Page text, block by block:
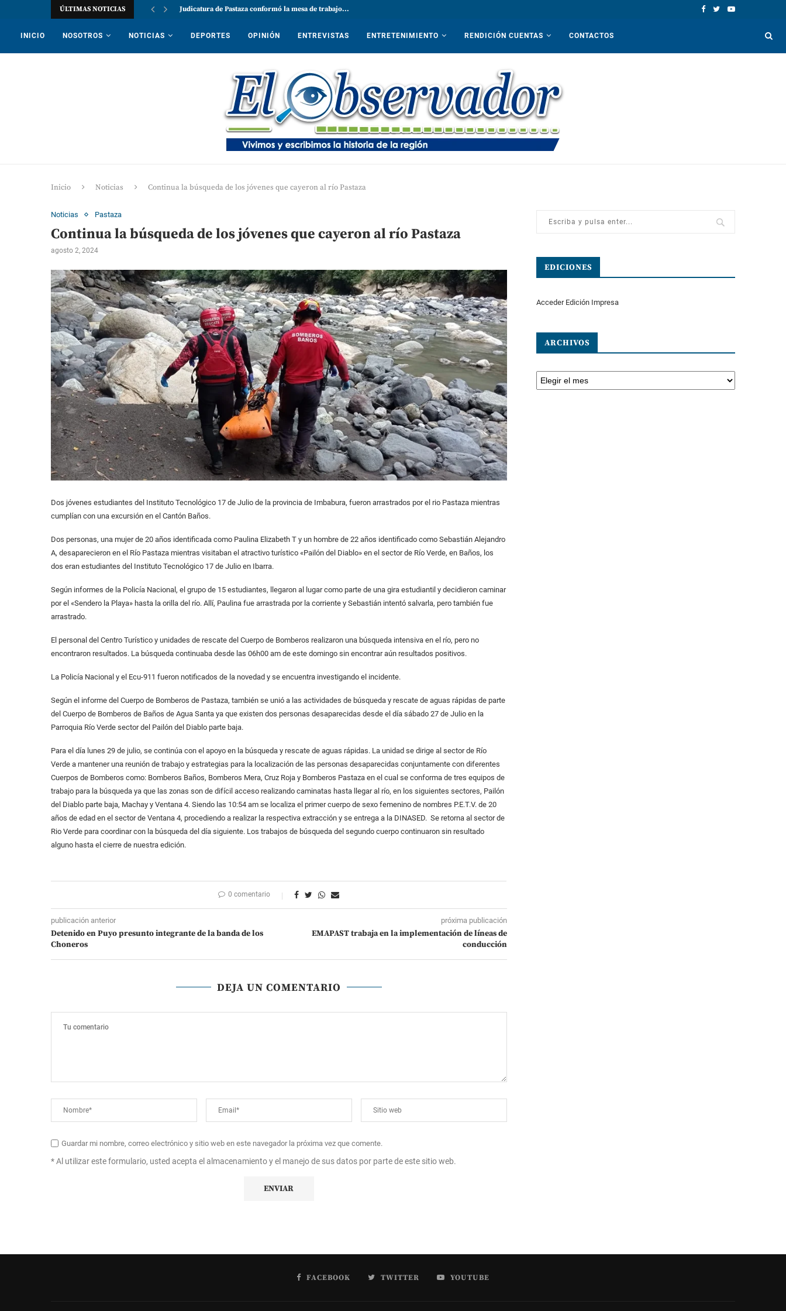
ÚLTIMAS NOTICIAS Judicatura de Pastaza conformó la mesa de trabajo...
INICIO NOSOTROS NOTICIAS DEPORTES OPINIÓN ENTREVISTAS ENTRETENIMIENTO RENDICIÓN CUENTAS CONTACTOS
Inicio Noticias Continua la búsqueda de los jóvenes que cayeron al río Pastaza
Noticias Pastaza
Continua la búsqueda de los jóvenes que cayeron al río Pastaza
agosto 2, 2024
Dos jóvenes estudiantes del Instituto Tecnológico 17 de Julio de la provincia de Imbabura, fueron arrastrados por el rio Pastaza mientras
cumplían con una excursión en el Cantón Baños.
Dos personas, una mujer de 20 años identificada como Paulina Elizabeth T y un hombre de 22 años identificado como Sebastián Alejandro
A, desaparecieron en el Río Pastaza mientras visitaban el atractivo turístico «Pailón del Diablo» en el sector de Río Verde, en Baños, los
dos eran estudiantes del Instituto Tecnológico 17 de Julio en Ibarra.
Según informes de la Policía Nacional, el grupo de 15 estudiantes, llegaron al lugar como parte de una gira estudiantil y decidieron caminar
por el «Sendero la Playa» hasta la orilla del río. Allí, Paulina fue arrastrada por la corriente y Sebastián intentó salvarla, pero también fue
arrastrado.
El personal del Centro Turístico y unidades de rescate del Cuerpo de Bomberos realizaron una búsqueda intensiva en el río, pero no
encontraron resultados. La búsqueda continuaba desde las 06h00 am de este domingo sin encontrar aún resultados positivos.
La Policía Nacional y el Ecu-911 fueron notificados de la novedad y se encuentra investigando el incidente.
Según el informe del Cuerpo de Bomberos de Pastaza, también se unió a las actividades de búsqueda y rescate de aguas rápidas de parte
del Cuerpo de Bomberos de Baños de Agua Santa ya que existen dos personas desaparecidas desde el día sábado 27 de Julio en la
Parroquia Río Verde sector del Pailón del Diablo parte baja.
Para el día lunes 29 de julio, se continúa con el apoyo en la búsqueda y rescate de aguas rápidas. La unidad se dirige al sector de Río
Verde a mantener una reunión de trabajo y estrategias para la localización de las personas desaparecidas conjuntamente con diferentes
Cuerpos de Bomberos como: Bomberos Baños, Bomberos Mera, Cruz Roja y Bomberos Pastaza en el cual se conforma de tres equipos de
trabajo para la búsqueda ya que las zonas son de difícil acceso realizando caminatas hasta llegar al río, en los siguientes sectores, Pailón
del Diablo parte baja, Machay y Ventana 4. Siendo las 10:54 am se localiza el primer cuerpo de sexo femenino de nombres P.E.T.V. de 20
años de edad en el sector de Ventana 4, procediendo a realizar la respectiva extracción y se entrega a la DINASED. Se retorna al sector de
Rio Verde para coordinar con la búsqueda del día siguiente. Los trabajos de búsqueda del segundo cuerpo continuaron sin resultado
alguno hasta el cierre de nuestra edición.
0 comentario
publicación anterior
Detenido en Puyo presunto integrante de la banda de los
Choneros
próxima publicación
EMAPAST trabaja en la implementación de líneas de
conducción
DEJA UN COMENTARIO
Guardar mi nombre, correo electrónico y sitio web en este navegador la próxima vez que comente.
* Al utilizar este formulario, usted acepta el almacenamiento y el manejo de sus datos por parte de este sitio web.
EDICIONES
Acceder Edición Impresa
ARCHIVOS
FACEBOOK TWITTER YOUTUBE